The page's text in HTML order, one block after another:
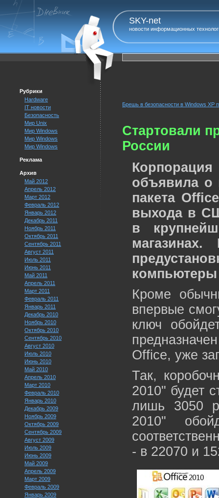
SKY-net
новости информационных
Рубрики
Hardware
IT новости
Безопасность
Мир Unix
Мир Windows
Мир Windows
Мир Windows
Реклама
Архив
Май 2012
Апрель 2012
Март 2012
Февраль 2012
Январь 2012
Декабрь 2011
Ноябрь 2011
Октябрь 2011
Сентябрь 2011
Август 2011
Июль 2011
Июнь 2011
Май 2011
Апрель 2011
Март 2011
Февраль 2011
Январь 2011
Декабрь 2010
Ноябрь 2010
Октябрь 2010
Сентябрь 2010
Август 2010
Июль 2010
Июнь 2010
Май 2010
Апрель 2010
Март 2010
Февраль 2010
Январь 2010
Декабрь 2009
Ноябрь 2009
Октябрь 2009
Сентябрь 2009
Август 2009
Июль 2009
Июнь 2009
Май 2009
Апрель 2009
Март 2009
Февраль 2009
Январь 2009
Брешь в безопасности в Windows XP
Стартовали
России
объявила о
пакета
выхода в
в
компьютеры
Кроме
впервые
ключ
Office, уже
Так,
2010" будет
лишь 3050
2010"
- в 22070 и